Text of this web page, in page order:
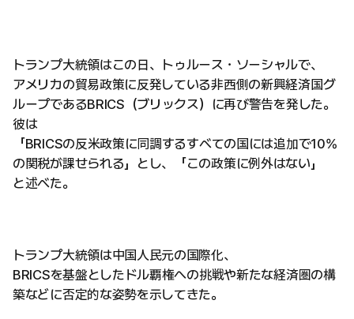
トランプ大統領はこの日、トゥルース・ソーシャルで、
アメリカの貿易政策に反発している非西側の新興経済国グ
ループであるBRICS（ブリックス）に再び警告を発した。
彼は
「BRICSの反米政策に同調するすべての国には追加で10%
の関税が課せられる」とし、「この政策に例外はない」
と述べた。
トランプ大統領は中国人民元の国際化、
BRICSを基盤としたドル覇権への挑戦や新たな経済圏の構
築などに否定的な姿勢を示してきた。